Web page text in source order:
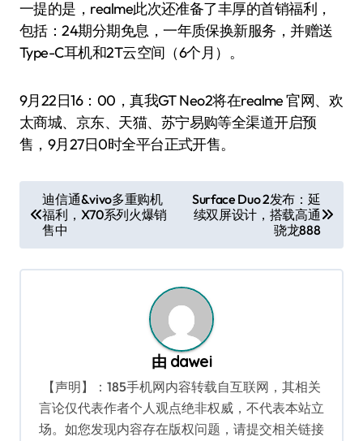
一提的是，realme此次还准备了丰厚的首销福利，
包括：24期分期免息，一年质保换新服务，并赠送
Type-C耳机和2T云空间（6个月）。
9月22日16：00，真我GT Neo2将在realme 官网、欢
太商城、京东、天猫、苏宁易购等全渠道开启预
售，9月27日0时全平台正式开售。
章
导
航
迪信通&vivo多重购机
福利，X70系列火爆销
售中
Surface Duo 2发布：延
续双屏设计，搭载高通
骁龙888
由 dawei
【声明】：185手机网内容转载自互联网，其相关
言论仅代表作者个人观点绝非权威，不代表本站立
场。如您发现内容存在版权问题，请提交相关链接